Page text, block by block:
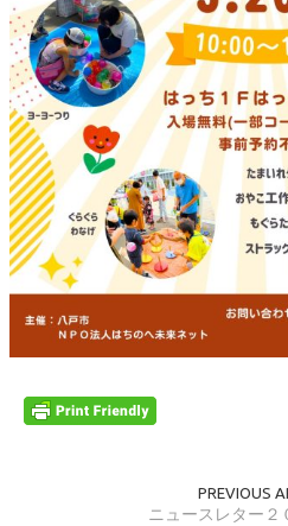
PREVIOUS
ニュースレター２